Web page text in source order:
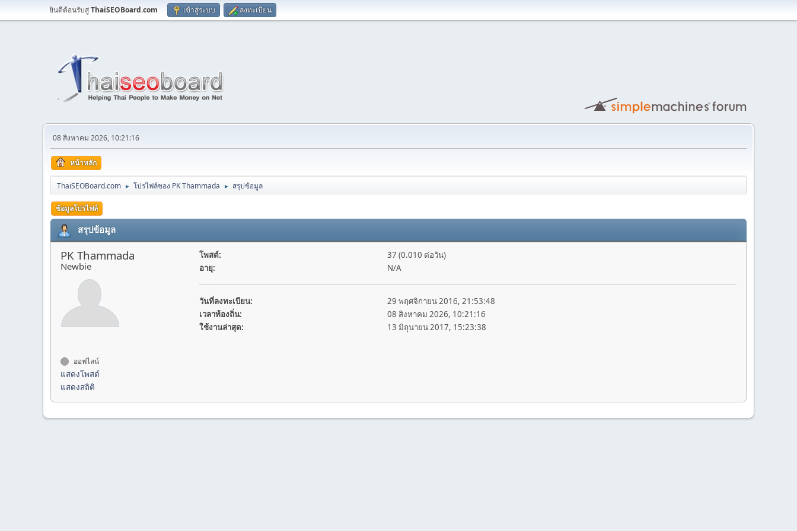
ยินดีต้อนรับสู่ThaiSEOBoard.com เข้าสู่ระบบ ลงทะเบียน
08 สิงหาคม 2026, 10:21:16
หน้าหลัก
ThaiSEOBoard.com ► โปรไฟล์ของ PK Thammada ► สรุปข้อมูล
ข้อมูลโปรไฟล์
สรุปข้อมูล
PK Thammada
Newbie
ออฟไลน์
แสดงโพสต์
แสดงสถิติ
โพสต์:
37 (0.010 ต่อวัน)
อายุ:
N/A
วันที่ลงทะเบียน:
29 พฤศจิกายน 2016, 21:53:48
เวลาท้องถิ่น:
08 สิงหาคม 2026, 10:21:16
ใช้งานล่าสุด:
13 มิถุนายน 2017, 15:23:38